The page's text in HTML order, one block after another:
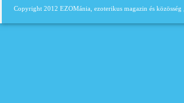
Copyright 2012 EZOMánia, ezoterikus magazin és közösség ,